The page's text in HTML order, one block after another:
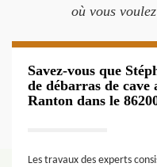
où vous
Savez-vous que
de débarras de cave
Ranton dans le
Les travaux des experts